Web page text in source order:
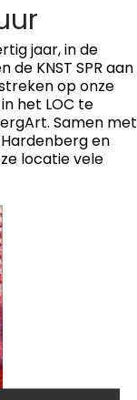
jaar, in de
KNST SPR aan
op onze
het LOC te
Samen met
en
locatie vele